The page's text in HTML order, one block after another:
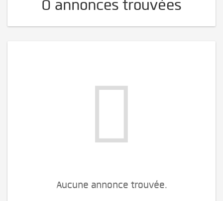
0 annonces trouvées
Aucune annonce trouvée.